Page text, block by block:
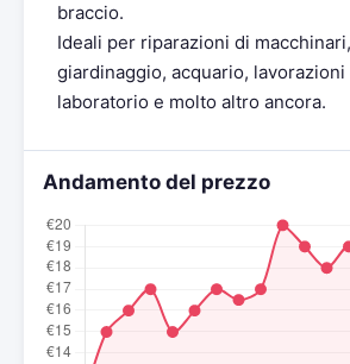
braccio.
Ideali per riparazioni di
giardinaggio, acquario,
laboratorio e molto altro ancora.
Andamento del prezzo